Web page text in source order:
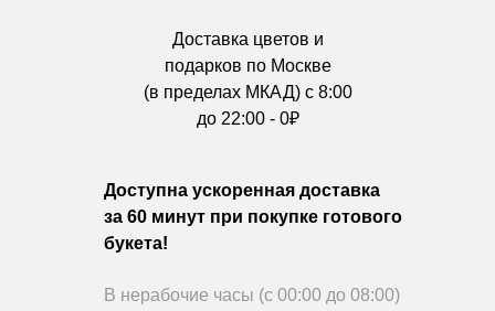
Доставка цветов и
подарков по Москве
(в пределах МКАД) с 8:00
до 22:00 - 0₽
В нерабочие часы (с 00:00 до 08:00)
Доступна ускоренная доставка
за 60 минут при покупке готового
букета!